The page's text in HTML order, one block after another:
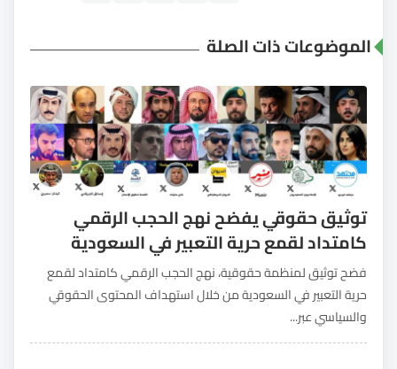
الموضوعات ذات الصلة
توثيق حقوقي يفضح نهج الحجب الرقمي
كامتداد لقمع حرية التعبير في السعودية
فضح توثيق لمنظمة حقوقية، نهج الحجب الرقمي كامتداد لقمع
حرية التعبير في السعودية من خلال استهداف المحتوى الحقوقي
والسياسي عبر...